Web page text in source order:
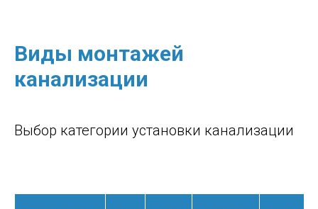
Виды монтажей
канализации
Выбор категории установки канализации